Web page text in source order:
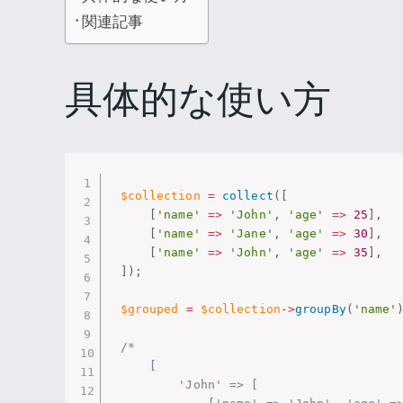
関連記事
具体的な使い方
$collection = collect (
'name' => 'John' , 'age' => 25
,
'name' => 'Jane' , 'age' => 30
,
'name' => 'John' , 'age' => 35
,
) ;
$grouped = $collection ->groupBy( 'name'
/*
        'John' => [